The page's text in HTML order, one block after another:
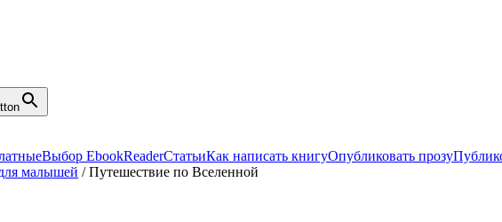
Выбор EbookReaderСтатьиКак написать книгуОпубликовать прозу
малышей / Путешествие по Вселенной